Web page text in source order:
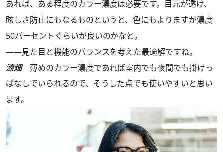
あれば、ある程度のカラー濃度は必要です。目元が透け、
眩しさ防止にもなるものというと、色にもよりますが濃度
50パーセントぐらいが良いのかなと。
――見た目と機能のバランスを考えた最適解ですね。
漆畑薄めのカラー濃度であれば室内でも夜間でも掛けっ
ぱなしでいられるので、そうした点でも使いやすいと思い
ます。